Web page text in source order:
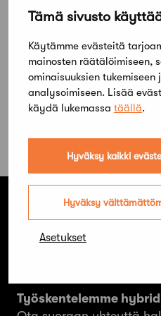
Tämä sivusto
Käytämme evästeitä
mainosten räätälöimiseen,
ominaisuuksien
analysoimiseen. Lisää
käydä lukemassa täällä.
Hyväksy kaikki
Hyväksy
Asetukset
Suomen Arkkitehtiliitto
Työskentelemme